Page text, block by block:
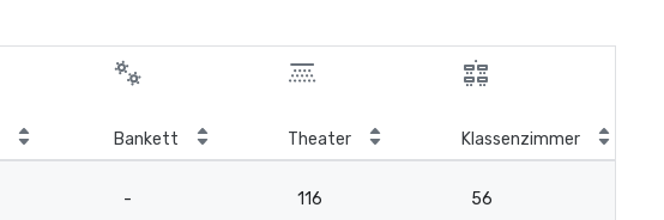
Bankett Theater Klassenzimmer
- 116 56